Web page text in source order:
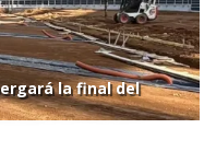
la final del